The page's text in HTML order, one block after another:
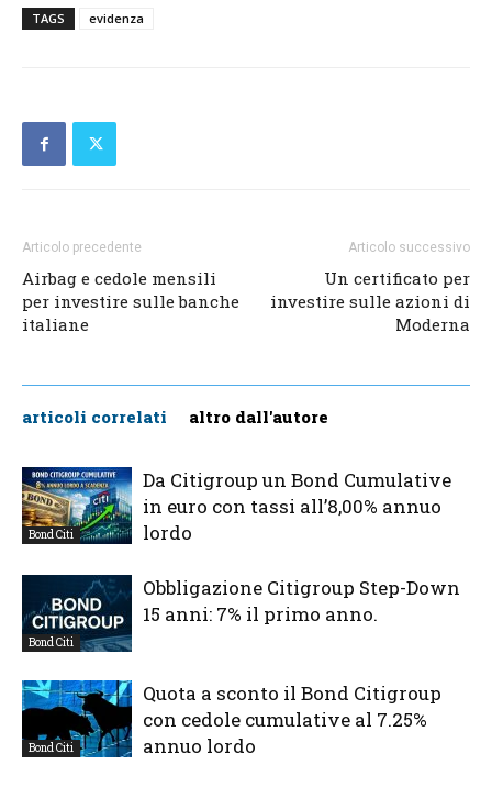
TAGS evidenza
Articolo precedente
Airbag e cedole mensili
per investire sulle banche
italiane
Articolo successivo
Un certificato per
investire sulle azioni di
Moderna
articoli correlati altro dall'autore
Bond Citi
Da Citigroup un Bond Cumulative
in euro con tassi all’8,00% annuo
lordo
Bond Citi
Obbligazione Citigroup Step-Down
15 anni: 7% il primo anno.
Bond Citi
Quota a sconto il Bond Citigroup
con cedole cumulative al 7.25%
annuo lordo